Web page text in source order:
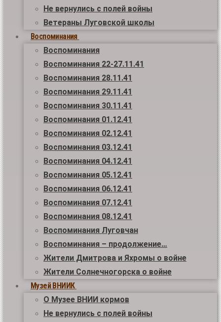
Не вернулись с полей войны
Ветераны Луговской школы
Воспоминания
Воспоминания
Воспоминания 22-27.11.41
Воспоминания 28.11.41
Воспоминания 29.11.41
Воспоминания 30.11.41
Воспоминания 01.12.41
Воспоминания 02.12.41
Воспоминания 03.12.41
Воспоминания 04.12.41
Воспоминания 05.12.41
Воспоминания 06.12.41
Воспоминания 07.12.41
Воспоминания 08.12.41
Воспоминания Луговчан
Воспоминания – продолжение…
Жители Дмитрова и Яхромы о войне
Жители Солнечногорска о войне
Музей ВНИИК
О Музее ВНИИ кормов
Не вернулись с полей войны